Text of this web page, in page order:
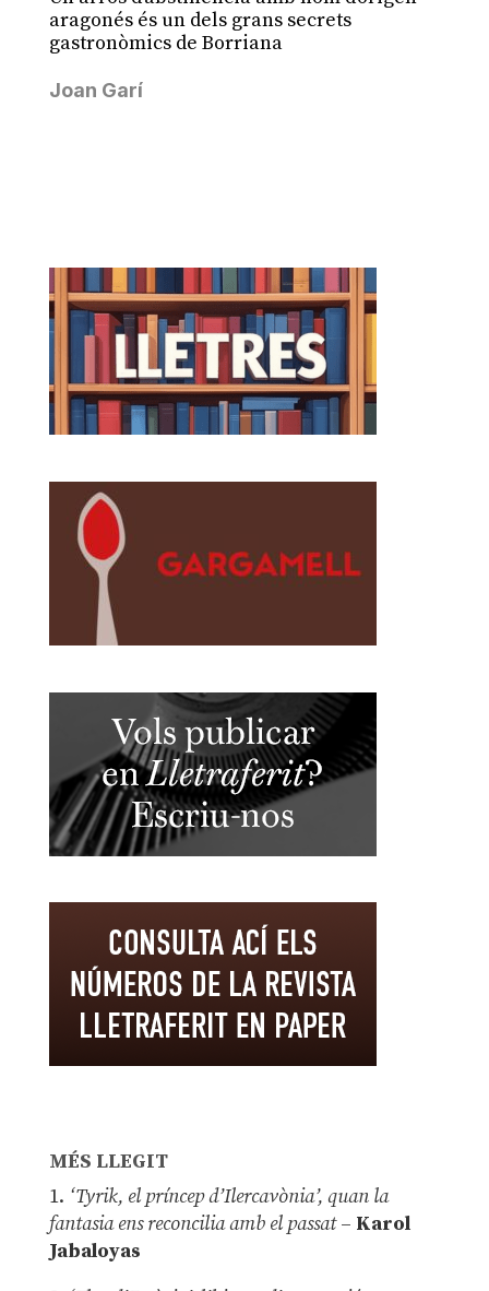
aragonés és un dels grans secrets
gastronòmics de Borriana
Joan Garí
MÉS LLEGIT
1. ‘Tyrik, el príncep d’Ilercavònia’, quan la
fantasia ens reconcilia amb el passat– Karol
Jabaloyas